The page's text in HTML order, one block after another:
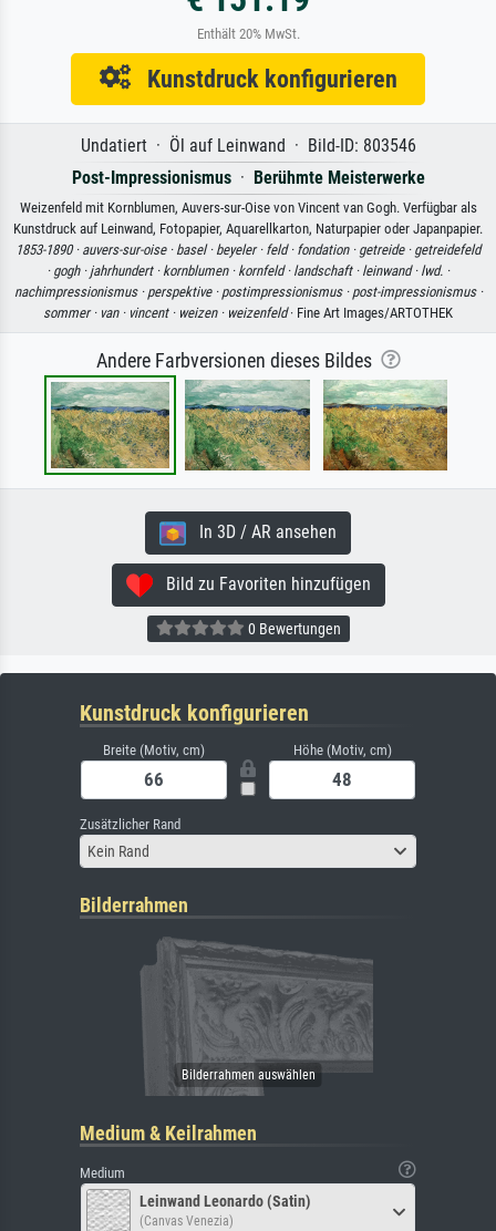
Enthält 20% MwSt.
Kunstdruck konfigurieren
Undatiert · Öl auf Leinwand · Bild-ID: 803546
Post-Impressionismus· Berühmte Meisterwerke
Weizenfeld mit Kornblumen, Auvers-sur-Oise von Vincent van Gogh. Verfügbar als
Kunstdruck auf Leinwand, Fotopapier, Aquarellkarton, Naturpapier oder Japanpapier.
1853-1890 · auvers-sur-oise · basel · beyeler · feld · fondation · getreide · getreidefeld
· gogh · jahrhundert · kornblumen · kornfeld · landschaft · leinwand · lwd. ·
nachimpressionismus · perspektive · postimpressionismus · post-impressionismus ·
sommer · van · vincent · weizen · weizenfeld· Fine Art Images/ARTOTHEK
Andere Farbversionen dieses Bildes
In 3D / AR ansehen
Bild zu Favoriten hinzufügen
0 Bewertungen
Kunstdruck konfigurieren
Breite (Motiv, cm) Höhe (Motiv, cm)
Zusätzlicher Rand
Kein Rand
Bilderrahmen
Medium & Keilrahmen
Medium
Leinwand Leonardo (Satin)
(Canvas Venezia)